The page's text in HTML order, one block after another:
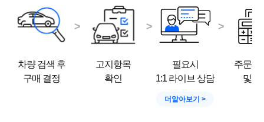
■1:1라이브 상담 진행후 구매시 탁송료 무료!
■판매방법 : 현금 / 할부 / 카드(KB국민카드만가능)
■안심출고 서비스
■중고차 기업 리본카
-신차가 대비 합리적인 금액으로 구매가능합니다.
차량 검색 후
구매 결정
고지항목
확인
필요시
1:1 라이브 상담
더알아보기
주문서
및